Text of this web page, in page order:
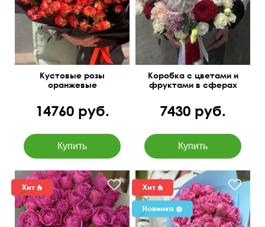
Кустовые розы
оранжевые
14760 руб.
Коробка с цветами и
фруктами в сферах
7430 руб.